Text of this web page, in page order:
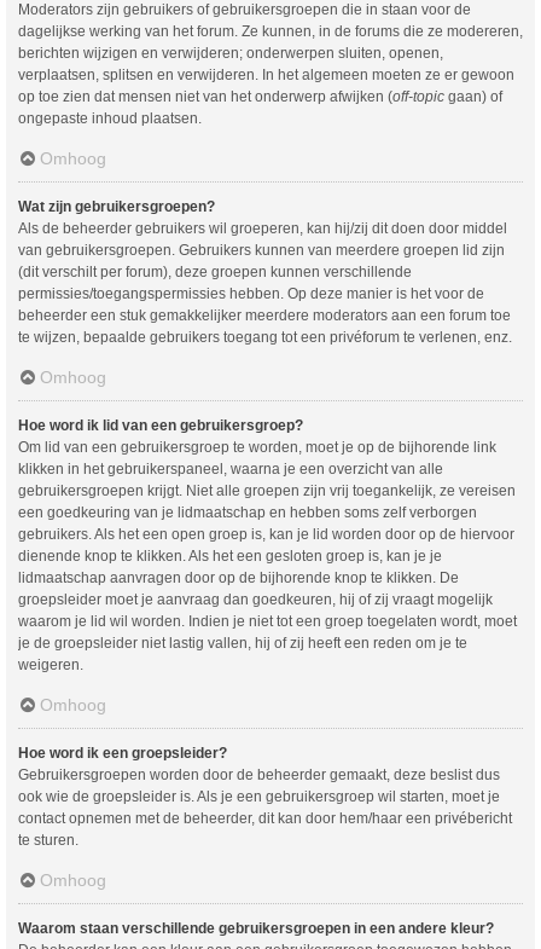
Moderators zijn gebruikers of gebruikersgroepen die in staan voor de
dagelijkse werking van het forum. Ze kunnen, in de forums die ze modereren,
berichten wijzigen en verwijderen; onderwerpen sluiten, openen,
verplaatsen, splitsen en verwijderen. In het algemeen moeten ze er gewoon
op toe zien dat mensen niet van het onderwerp afwijken (off-topic gaan) of
ongepaste inhoud plaatsen.
Omhoog
Wat zijn gebruikersgroepen?
Als de beheerder gebruikers wil groeperen, kan hij/zij dit doen door middel
van gebruikersgroepen. Gebruikers kunnen van meerdere groepen lid zijn
(dit verschilt per forum), deze groepen kunnen verschillende
permissies/toegangspermissies hebben. Op deze manier is het voor de
beheerder een stuk gemakkelijker meerdere moderators aan een forum toe
te wijzen, bepaalde gebruikers toegang tot een privéforum te verlenen, enz.
Omhoog
Hoe word ik lid van een gebruikersgroep?
Om lid van een gebruikersgroep te worden, moet je op de bijhorende link
klikken in het gebruikerspaneel, waarna je een overzicht van alle
gebruikersgroepen krijgt. Niet alle groepen zijn vrij toegankelijk, ze vereisen
een goedkeuring van je lidmaatschap en hebben soms zelf verborgen
gebruikers. Als het een open groep is, kan je lid worden door op de hiervoor
dienende knop te klikken. Als het een gesloten groep is, kan je je
lidmaatschap aanvragen door op de bijhorende knop te klikken. De
groepsleider moet je aanvraag dan goedkeuren, hij of zij vraagt mogelijk
waarom je lid wil worden. Indien je niet tot een groep toegelaten wordt, moet
je de groepsleider niet lastig vallen, hij of zij heeft een reden om je te
weigeren.
Omhoog
Hoe word ik een groepsleider?
Gebruikersgroepen worden door de beheerder gemaakt, deze beslist dus
ook wie de groepsleider is. Als je een gebruikersgroep wil starten, moet je
contact opnemen met de beheerder, dit kan door hem/haar een privébericht
te sturen.
Omhoog
Waarom staan verschillende gebruikersgroepen in een andere kleur?